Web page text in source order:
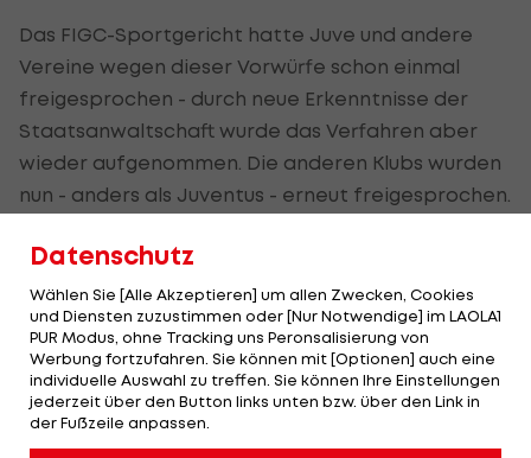
Das FIGC-Sportgericht hatte Juve und andere
Vereine wegen dieser Vorwürfe schon einmal
freigesprochen - durch neue Erkenntnisse der
Staatsanwaltschaft wurde das Verfahren aber
wieder aufgenommen. Die anderen Klubs wurden
nun - anders als Juventus - erneut freigesprochen.
Neben dem Punktabzug wurden auch die
Präsident Andrea Agnelli etwa wurde für zwei
Jahre, der ehemalige Vizepräsident Pavel
Nedved für acht Monate für jegliche Aktivitäten
im italienischen Fußball gesperrt.
Datenschutz
Wählen Sie [Alle Akzeptieren] um allen Zwecken, Cookies
und Diensten zuzustimmen oder [Nur Notwendige] im LAOLA1
PUR Modus, ohne Tracking uns Peronsalisierung von
Werbung fortzufahren. Sie können mit [Optionen] auch eine
individuelle Auswahl zu treffen. Sie können Ihre Einstellungen
jederzeit über den Button links unten bzw. über den Link in
der Fußzeile anpassen.